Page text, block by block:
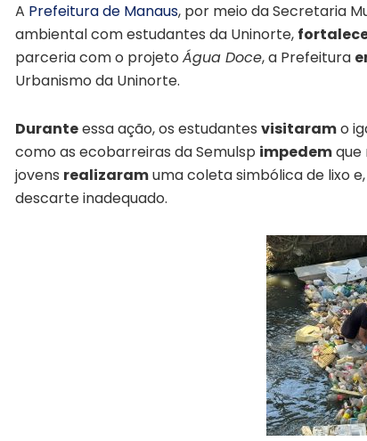
A Prefeitura de Manaus, por meio da Secretaria
ambiental com estudantes da Uninorte,
parceria com o projeto Água Doce, a Prefeitura
Urbanismo da Uninorte.
Duranteessa ação, os estudantes visitaramo
como as ecobarreiras da Semulsp impedemque
jovens realizaramuma coleta simbólica de lixo e,
descarte inadequado.